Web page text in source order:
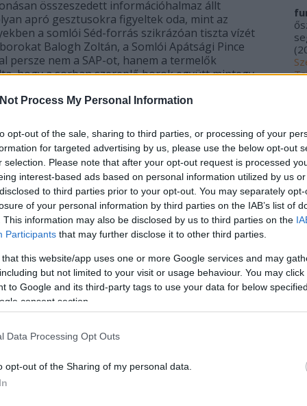
Process My Personal Information
opt-out of the sale, sharing to third parties, or processing of your
for targeted advertising by us, please use the below opt-out
selection. Please note that after your opt-out request is processed
interest-based ads based on personal information utilized by us
to third parties prior to your opt-out. You may separately
of your personal information by third parties on the IAB’s list of
This information may also be disclosed by us to third parties on the
Participants that may further disclose it to other third parties.
that this website/app uses one or more Google services and may
but not limited to your visit or usage behaviour. You may
to Google and its third-party tags to use your data for below
consent section.
Data Processing Opt Outs
opt-out of the Sharing of my personal data.
összeszedett információhalmaz állt
apró gesztusokra figyeltek oda, mint az
a somlói Séd-forrás szikrázóan tiszta vízét
Balogh Zoltán, a Somlói Apátsági Pince
persze nem a SAP-ot, hanem a termelők
hogy a sorban szereplő borok együtt mintegy
amelyek összértéke eléri a 130 millió
negyven helyi család megélhetését biztosítja.
megadtuk az alkoholtartalmat és az árakat.
információkat tüntettünk fel. Furmintfan kolléga is
adjuk közre. A rengeteg bor és a dupla
No, nézzük:
csavarzár) – 12,0%. 1.500Ft
bor, kellemesen vonzó, friss gyümölcsösséggel,
(lime, nyári alma, szerethetően éretlen
a szájat. Jó hangulatú kezdés.4p+
illat. Ananászos, szőlős, citrusos íz,
szerkezetű bor.
2013
emlékeztető karakterrel. Elegáns, nem
egyféle érettsége, de nem áll rosszul neki.
(
(